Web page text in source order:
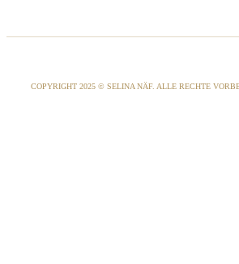
COPYRIGHT 2025 © SELINA NÄF. ALLE RECHTE